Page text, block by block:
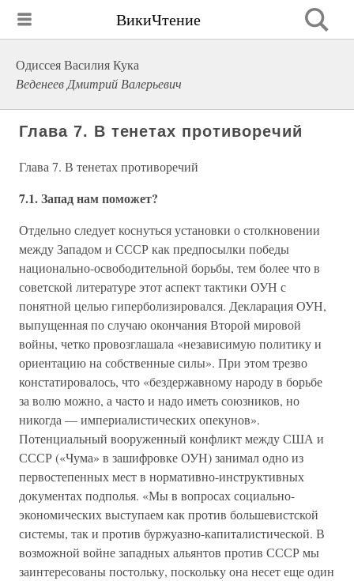
ВикиЧтение
Одиссея Василия Кука
Веденеев Дмитрий Валерьевич
Глава 7. В тенетах противоречий
Глава 7. В тенетах противоречий
7.1. Запад нам поможет?
Отдельно следует коснуться установки о столкновении
между Западом и СССР как предпосылки победы
национально-освободительной борьбы, тем более что в
советской литературе этот аспект тактики ОУН с
понятной целью гиперболизировался. Декларация ОУН,
выпущенная по случаю окончания Второй мировой
войны, четко провозглашала «независимую политику и
ориентацию на собственные силы». При этом трезво
констатировалось, что «бездержавному народу в борьбе
за волю можно, а часто и надо иметь союзников, но
никогда — империалистических опекунов».
Потенциальный вооруженный конфликт между США и
СССР («Чума» в зашифровке ОУН) занимал одно из
первостепенных мест в нормативно-инструктивных
документах подполья. «Мы в вопросах социально-
экономических выступаем как против большевистской
системы, так и против буржуазно-капиталистической. В
возможной войне западных альянтов против СССР мы
заинтересованы постольку, поскольку она несет еще один